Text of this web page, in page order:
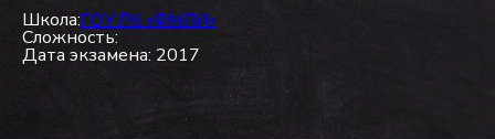
Школа:ГОУ РК «ФМЛИ»
Сложность:
Дата экзамена: 2017